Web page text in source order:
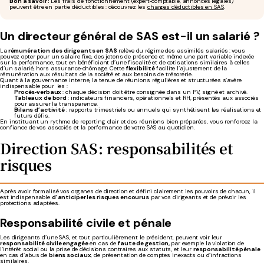
peuvent être en partie déductibles : découvrez les charges déductibles en SAS.
Un directeur général de SAS est-il unsalarié ?
Larémunération des dirigeants en SAS relève du régime des assimilés salariés : vous
pouvez opter pour un salaire fixe, des jetons de présence et même une part variable indexée
sur la performance, tout en bénéficiant d’une fiscalité et de cotisations similaires à celles
d’un salarié, hors assurance‑chômage. Cette flexibilitéfacilite l’ajustement de la
rémunération aux résultats de la société et aux besoins de trésorerie.
Quant à la gouvernance interne, la tenue de réunions régulières et structurées s’avère
indispensable pour les :
Procès‑verbaux: chaque décision doit être consignée dans un PV, signé et archivé.
Tableaux de bord: indicateurs financiers, opérationnels et RH, présentés aux associés
pour assurer la transparence.
Bilans d’activité: rapports trimestriels ou annuels qui synthétisent les réalisations et
futurs défis.
En instituant un rythme de reporting clair et des réunions bien préparées, vous renforcez la
confiance de vos associés et la performance de votre SAS au quotidien.
Direction SAS : responsabilités et
risques
Après avoir formalisé vos organes de direction et défini clairement les pouvoirs de chacun, il
est indispensable d’anticiper les risques encourus par vos dirigeants et de prévoir les
protections adaptées.
Responsabilité civile et pénale
Les dirigeants d’une SAS, et tout particulièrement le président, peuvent voir leur
responsabilité civile engagéeen cas defaute de gestion, par exemple la violation de
l’intérêt social ou la prise de décisions contraires aux statuts, et leurresponsabilité pénale
en cas d’abus de biens sociaux, de présentation de comptes inexacts ou d’infractions
similaires.